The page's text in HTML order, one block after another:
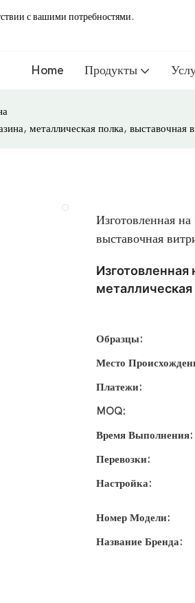
с вашими потребностями.
Home Продукты
металлическая полка, выставочная
Изготовленная на
выставочная
Изготовленная
металлическая
Образцы:
Место
Платежи:
MOQ:
Время Выполнения:
Перевозки:
Настройка:
Номер Модели:
Название Бренда: